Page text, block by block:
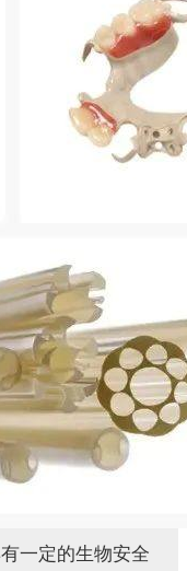
一定的生物安全